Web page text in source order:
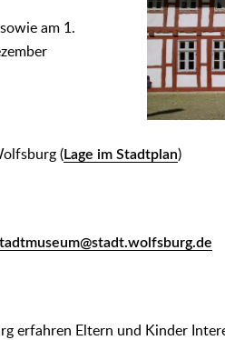
am 1.
(Lage im Stadtplan)
erfahren Eltern und Kinder